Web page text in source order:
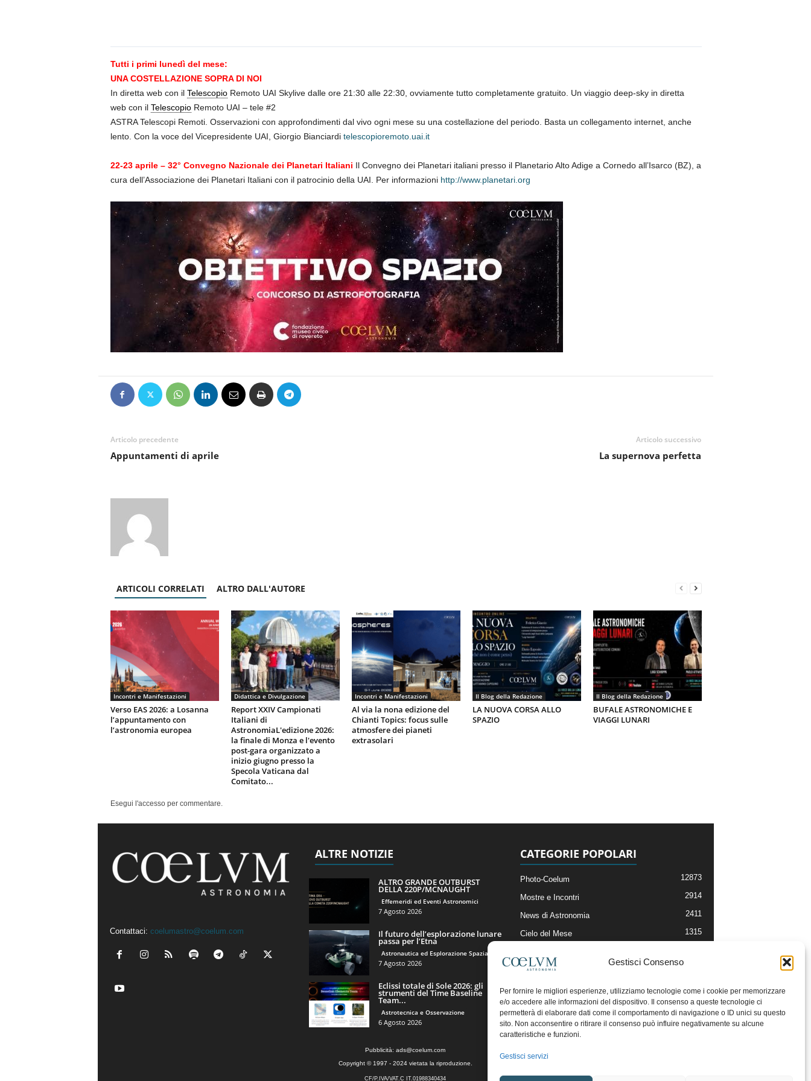
Gestisci Consenso
Per fornire le migliori esperienze, utilizziamo tecnologie come i cookie per memorizzare
e/o accedere alle informazioni del dispositivo. Il consenso a queste tecnologie ci
permetterà di elaborare dati come il comportamento di navigazione o ID unici su questo
sito. Non acconsentire o ritirare il consenso può influire negativamente su alcune
caratteristiche e funzioni.
Gestisci servizi
a
Tutti i primi lunedì del mese:
UNA COSTELLAZIONE SOPRA DI NOI
In diretta web con il TelescopioRemoto UAI Skylive dalle ore 21:30 alle 22:30, ovviamente tutto completamente gratuito. Un viaggio deep-sky in diretta
web con il TelescopioRemoto UAI – tele #2
ASTRA Telescopi Remoti. Osservazioni con approfondimenti dal vivo ogni mese su una costellazione del periodo. Basta un collegamento internet, anche
lento. Con la voce del Vicepresidente UAI, Giorgio Bianciardi telescopioremoto.uai.it
22-23 aprile – 32° Convegno Nazionale dei Planetari Italiani Il Convegno dei Planetari italiani presso il Planetario Alto Adige a Cornedo all’Isarco (BZ), a
cura dell’Associazione dei Planetari Italiani con il patrocinio della UAI. Per informazioni http://www.planetari.org
Articolo precedente
Appuntamenti di aprile
Articolo successivo
La supernova perfetta
ARTICOLI CORRELATI ALTRO DALL'AUTORE
Incontri e Manifestazioni
Verso EAS 2026: a Losanna
l’appuntamento con
l’astronomia europea
Didattica e Divulgazione
Report XXIV Campionati
Italiani di
AstronomiaL'edizione 2026:
la finale di Monza e l'evento
post-gara organizzato a
inizio giugno presso la
Specola Vaticana dal
Comitato...
Incontri e Manifestazioni
Al via la nona edizione del
Chianti Topics: focus sulle
atmosfere dei pianeti
extrasolari
Il Blog della Redazione
LA NUOVA CORSA ALLO
SPAZIO
Il Blog della Redazione
BUFALE ASTRONOMICHE E
VIAGGI LUNARI
Esegui l'accesso per commentare.
Contattaci: coelumastro@coelum.com
ALTRE NOTIZIE
ALTRO GRANDE OUTBURST
DELLA 220P/MCNAUGHT
Effemeridi ed Eventi Astronomici
7 Agosto 2026
Il futuro dell’esplorazione lunare
passa per l’Etna
Astronautica ed Esplorazione Spaziale
7 Agosto 2026
Eclissi totale di Sole 2026: gli
strumenti del Time Baseline
Team...
Astrotecnica e Osservazione
6 Agosto 2026
CATEGORIE POPOLARI
Photo-Coelum 12873
Mostre e Incontri 2914
News di Astronomia 2411
Cielo del Mese 1315
Articoli e Risorse On-Line
Il Blog della Redazione
Pubblicità: ads@coelum.com
Copyright © 1997 - 2024 vietata la riproduzione.
CF/P.IVA/VAT.C IT.01988340434